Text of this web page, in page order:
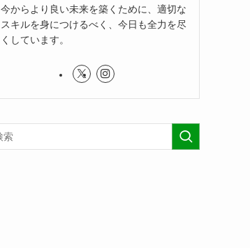
今からより良い未来を築くために、適切な
スキルを身につけるべく、今日も全力を尽
くしています。